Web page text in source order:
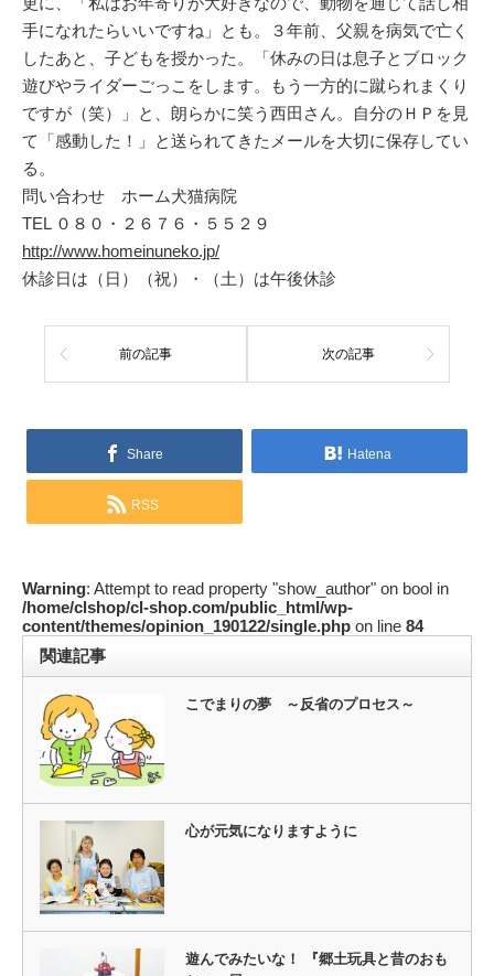
手になれたらいいですね」とも。３年前、父親を病気で亡く
したあと、子どもを授かった。「休みの日は息子とブロック
遊びやライダーごっこをします。もう一方的に蹴られまくり
ですが（笑）」と、朗らかに笑う西田さん。自分のＨＰを見
て「感動した！」と送られてきたメールを大切に保存してい
る。
問い合わせ ホーム犬猫病院
TEL ０８０・２６７６・５５２９
http://www.homeinuneko.jp/
休診日は（日）（祝）・（土）は午後休診
前の記事 次の記事
Share Hatena
RSS
Warning: Attempt to read property "show_author" on bool in
/home/clshop/cl-shop.com/public_html/wp-
content/themes/opinion_190122/single.php on line 84
関連記事
こでまりの夢 ～反省のプロセス～
心が元気になりますように
遊んでみたいな！ 『郷土玩具と昔のおも